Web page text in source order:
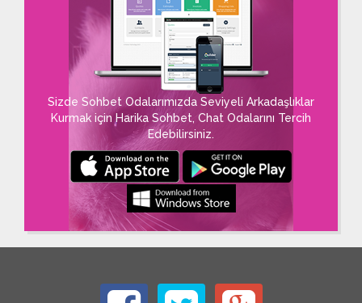
Sizde Sohbet Odalarımızda Seviyeli Arkadaşlıklar
Kurmak için Harika Sohbet, Chat Odalarını Tercih
Edebilirsiniz.